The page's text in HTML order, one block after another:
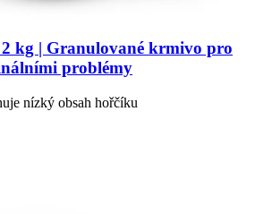
kg | Granulované krmivo pro
problémy
nízký obsah hořčíku